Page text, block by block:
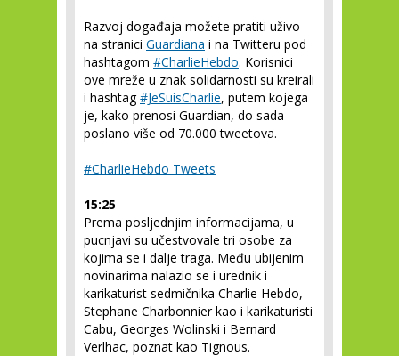
Razvoj događaja možete pratiti uživo
na stranici Guardiana i na Twitteru pod
hashtagom #CharlieHebdo. Korisnici
ove mreže u znak solidarnosti su kreirali
i hashtag#JeSuisCharlie, putem kojega
je, kako prenosi Guardian, do sada
poslano više od 70.000 tweetova.
#CharlieHebdo Tweets
15:25
Prema posljednjim informacijama, u
pucnjavi su učestvovale tri osobe za
kojima se i dalje traga. Među ubijenim
novinarima nalazio se i urednik i
karikaturist sedmičnika Charlie Hebdo,
Stephane Charbonnier kao i karikaturisti
Cabu, Georges Wolinski i Bernard
Verlhac, poznat kao Tignous.